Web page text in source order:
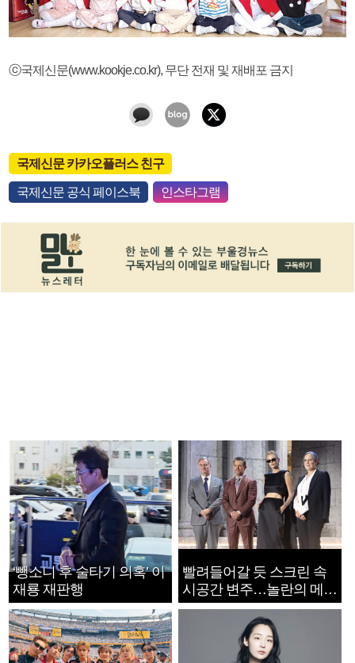
ⓒ국제신문(www.kookje.co.kr), 무단 전재 및 재배포 금지
국제신문 카카오플러스 친구
국제신문 공식 페이스북 인스타그램
‘뺑소니 후 술타기 의혹’ 이
재룡 재판행
빨려들어갈 듯 스크린 속
시공간 변주…놀란의 메시
지는 ‘전쟁 속죄’